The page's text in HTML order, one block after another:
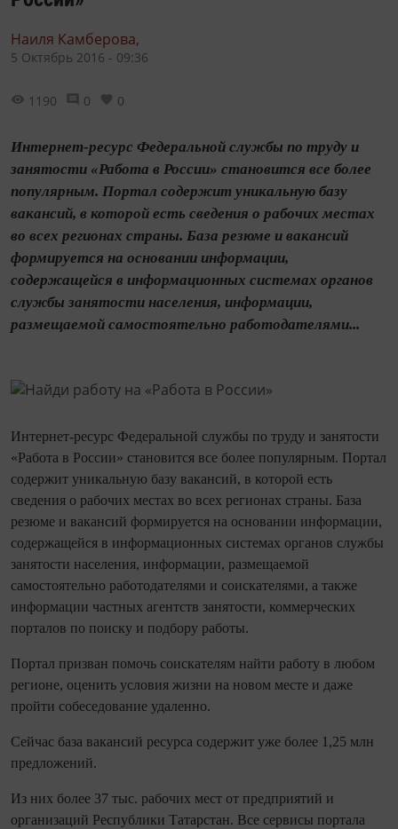
Наиля Камберова,
5 Октябрь 2016 - 09:36
1190 0 0
Интернет-ресурс Федеральной службы по труду и
занятости «Работа в России» становится все более
популярным. Портал содержит уникальную базу
вакансий, в которой есть сведения о рабочих местах
во всех регионах страны. База резюме и вакансий
формируется на основании информации,
содержащейся в информационных системах органов
службы занятости населения, информации,
размещаемой самостоятельно работодателями...
Интернет-ресурс Федеральной службы по труду и занятости
«Работа в России» становится все более популярным. Портал
содержит уникальную базу вакансий, в которой есть
сведения о рабочих местах во всех регионах страны. База
резюме и вакансий формируется на основании информации,
содержащейся в информационных системах органов службы
занятости населения, информации, размещаемой
самостоятельно работодателями и соискателями, а также
информации частных агентств занятости, коммерческих
порталов по поиску и подбору работы.
Портал призван помочь соискателям найти работу в любом
регионе, оценить условия жизни на новом месте и даже
пройти собеседование удаленно.
Сейчас база вакансий ресурса содержит уже более 1,25 млн
предложений.
Из них более 37 тыс. рабочих мест от предприятий и
организаций Республики Татарстан. Все сервисы портала